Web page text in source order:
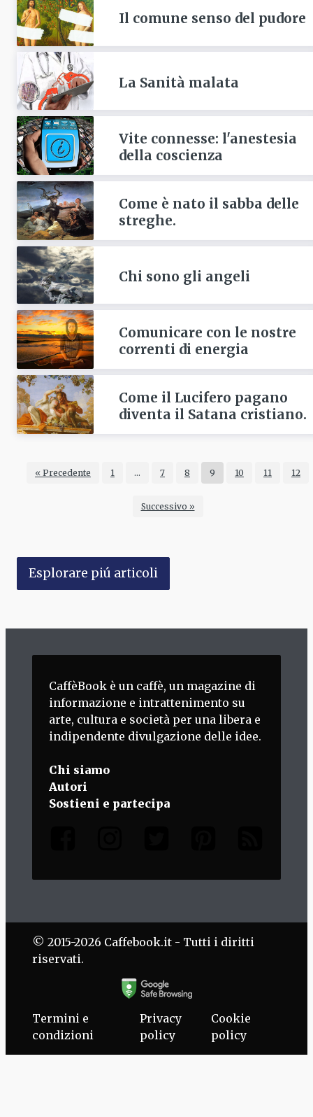
Il comune senso del pudore
La Sanità malata
Vite connesse: l'anestesia
della coscienza
Come è nato il sabba delle
streghe.
Chi sono gli angeli
Comunicare con le nostre
correnti di energia
Come il Lucifero pagano
diventa il Satana cristiano.
« Precedente 1 … 7 8 9 10 11 12
Successivo »
Esplorare piú articoli
CaffèBook è un caffè, un magazine di
informazione e intrattenimento su
arte, cultura e società per una libera e
indipendente divulgazione delle idee.
Chi siamo
Autori
Sostieni e partecipa
© 2015-2026 Caffebook.it - Tutti i diritti
riservati.
Termini e
condizioni
Privacy
policy
Cookie
policy